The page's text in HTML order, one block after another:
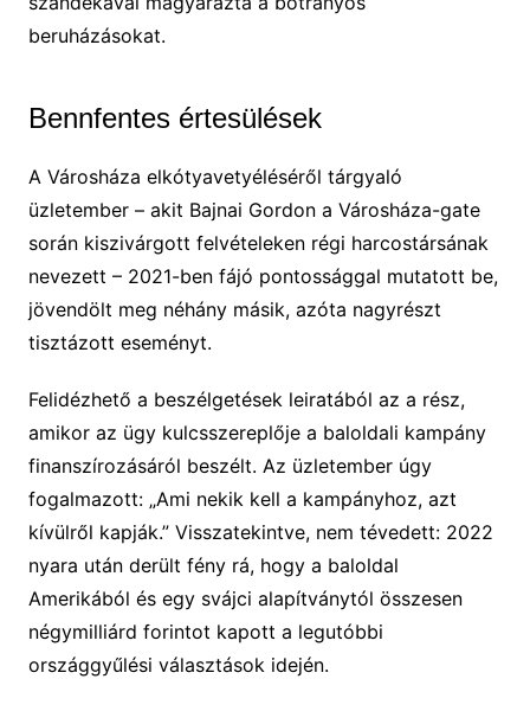
beruházásokat.
Bennfentes értesülések
A Városháza elkótyavetyéléséről tárgyaló
üzletember – akit Bajnai Gordon a Városháza-gate
során kiszivárgott felvételeken régi harcostársának
nevezett – 2021-ben fájó pontossággal mutatott be,
jövendölt meg néhány másik, azóta nagyrészt
tisztázott eseményt.
Felidézhető a beszélgetések leiratából az a rész,
amikor az ügy kulcsszereplője a baloldali kampány
finanszírozásáról beszélt. Az üzletember úgy
fogalmazott: „Ami nekik kell a kampányhoz, azt
kívülről kapják.” Visszatekintve, nem tévedett: 2022
nyara után derült fény rá, hogy a baloldal
Amerikából és egy svájci alapítványtól összesen
négymilliárd forintot kapott a legutóbbi
országgyűlési választások idején.